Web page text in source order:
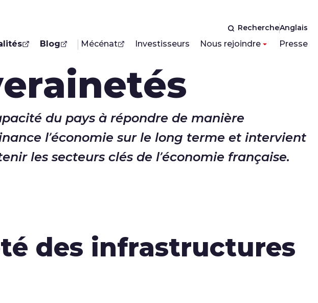
Blog Mécénat Investisseurs Nous rejoindre Presse
RechercheAnglais
du pays à répondre de manière
l’économie sur le long terme et intervient
les secteurs clés de l’économie française.
des infrastructures